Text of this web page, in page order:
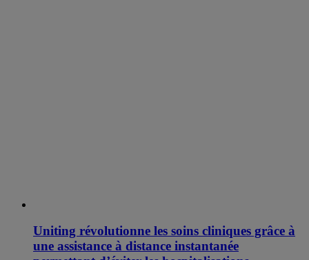
Uniting révolutionne les soins cliniques grâce à
une assistance à distance instantanée